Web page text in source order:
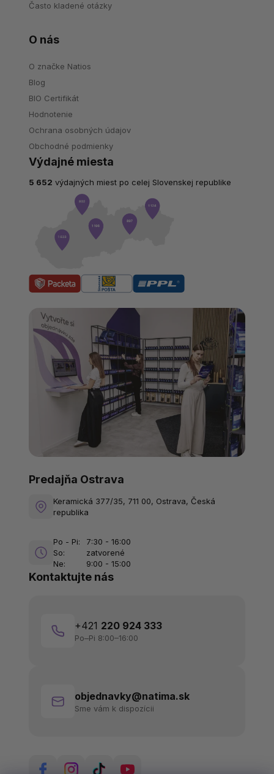
Často kladené otázky
O nás
O značke Natios
Blog
BIO Certifikát
Hodnotenie
Ochrana osobných údajov
Obchodné podmienky
Kontaktujte nás
+421 220 924 333
Po–Pi 8:00–16:00
objednavky@natima.sk
Sme vám k dispozícii
Predajňa Ostrava
Keramická 377/35, 711 00, Ostrava, Česká
republika
Po - Pi:
7:30 - 16:00
So:
zatvorené
Ne:
9:00 - 15:00
Výdajné miesta
5 652 výdajných miest po celej Slovenskej republike